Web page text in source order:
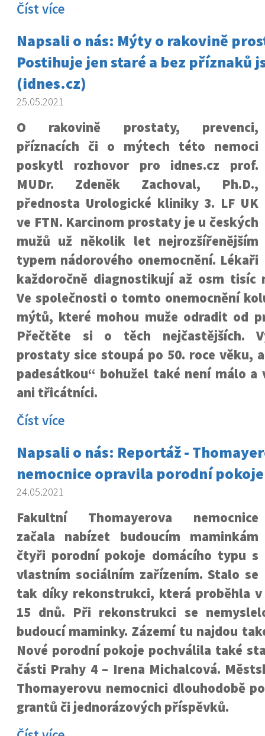
Číst více
Napsali o nás: Mýty o rakovině
Postihuje jen staré a bez příznaků
(idnes.cz)
25.05.2021
O rakovině prostaty, prevenci,
příznacích či o mýtech této nemoci
poskytl rozhovor pro idnes.cz prof.
MUDr. Zdeněk Zachoval, Ph.D.,
přednosta Urologické kliniky 3. LF UK
ve FTN. Karcinom prostaty je u českých
mužů už několik let nejrozšířenějším
typem nádorového onemocnění. Lékaři
každoročně diagnostikují až osm tisíc
Ve společnosti o tomto onemocnění
mýtů, které mohou muže odradit od
Přečtěte si o těch nejčastějších.
prostaty sice stoupá po 50. roce věku,
padesátkou“ bohužel také není málo a
ani třicátníci.
Číst více
Napsali o nás: Reportáž -
nemocnice opravila porodní pokoje
24.05.2021
Fakultní Thomayerova nemocnice
začala nabízet budoucím maminkám
čtyři porodní pokoje domácího typu s
vlastním sociálním zařízením. Stalo se
tak díky rekonstrukci, která proběhla v
15 dnů. Při rekonstrukci se
budoucí maminky. Zázemí tu najdou
Nové porodní pokoje pochválila také
části Prahy 4 – Irena Michalcová.
Thomayerovu nemocnici dlouhodobě
grantů či jednorázových příspěvků.